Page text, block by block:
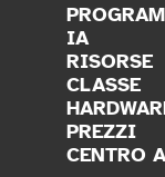
IA
RISORSE
CLASSE
PREZZI
CENTRO